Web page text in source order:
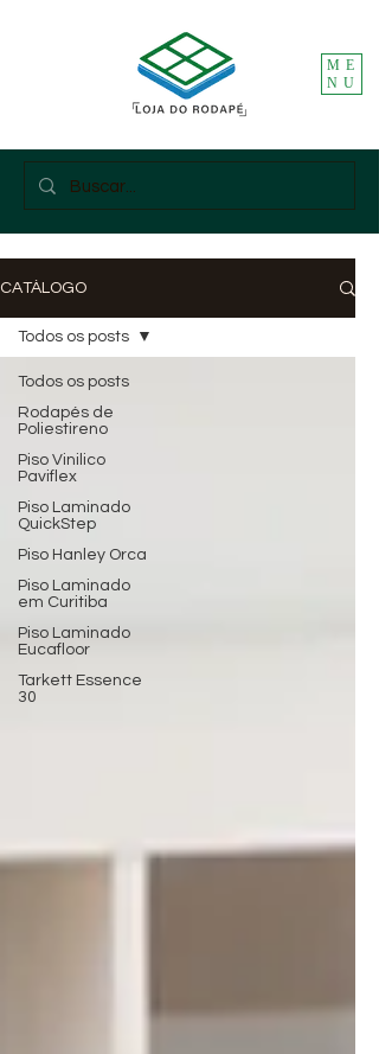
ME
NU
CATÁLOGO
Todos os posts
Rodapés de
Poliestireno
Piso Vinilico
Paviflex
Piso Laminado
QuickStep
Piso Hanley Orca
Piso Laminado
em Curitiba
Piso Laminado
Eucafloor
Tarkett Essence
30
Todos os posts